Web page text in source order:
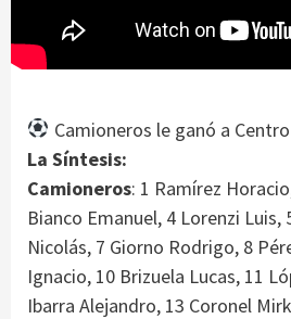
Camioneros le ganó a
La Síntesis:
Camioneros: 1 Ramírez
Bianco Emanuel, 4 Lorenzi Luis,
Nicolás, 7 Giorno Rodrigo, 8
Ignacio, 10 Brizuela Lucas, 11
Ibarra Alejandro, 13 Coronel